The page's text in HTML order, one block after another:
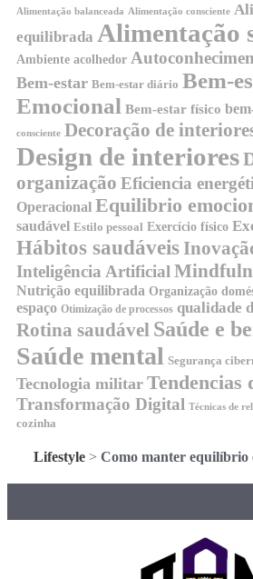
Alimentação balanceada Alimentação consciente
equilibrada Alimentação
Ambiente acolhedor
Bem-estar Bem-estar diário Bem-
Emocional Bem-estar físico
consciente Decoração de
Design de interiores
organização Eficiencia
Operacional Equilibrio
saudável Estilo pessoal Exercício físico
Hábitos saudáveis
Inteligência Artificial
Nutrição equilibrada Organização
espaço Otimização de processos qualidade
Rotina saudável Saúde e
Saúde mental Segurança
Tecnologia militar Tendencias
Transformação Digital Técnicas de
cozinha
Lifestyle> Como manter equilíbrio